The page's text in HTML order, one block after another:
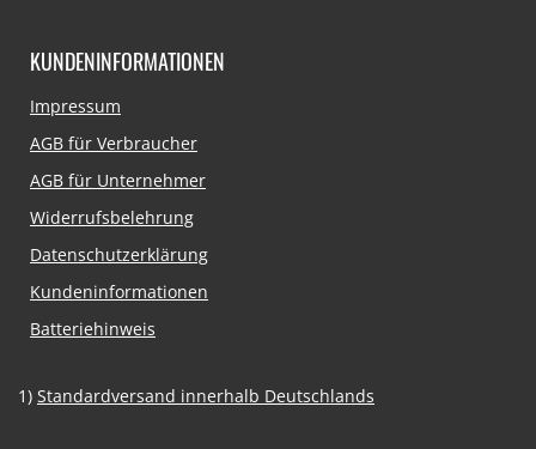
KUNDENINFORMATIONEN
Navigation
Impressum
AGB für Verbraucher
AGB für Unternehmer
Widerrufsbelehrung
Datenschutzerklärung
Kundeninformationen
Batteriehinweis
1) Standardversand innerhalb Deutschlands